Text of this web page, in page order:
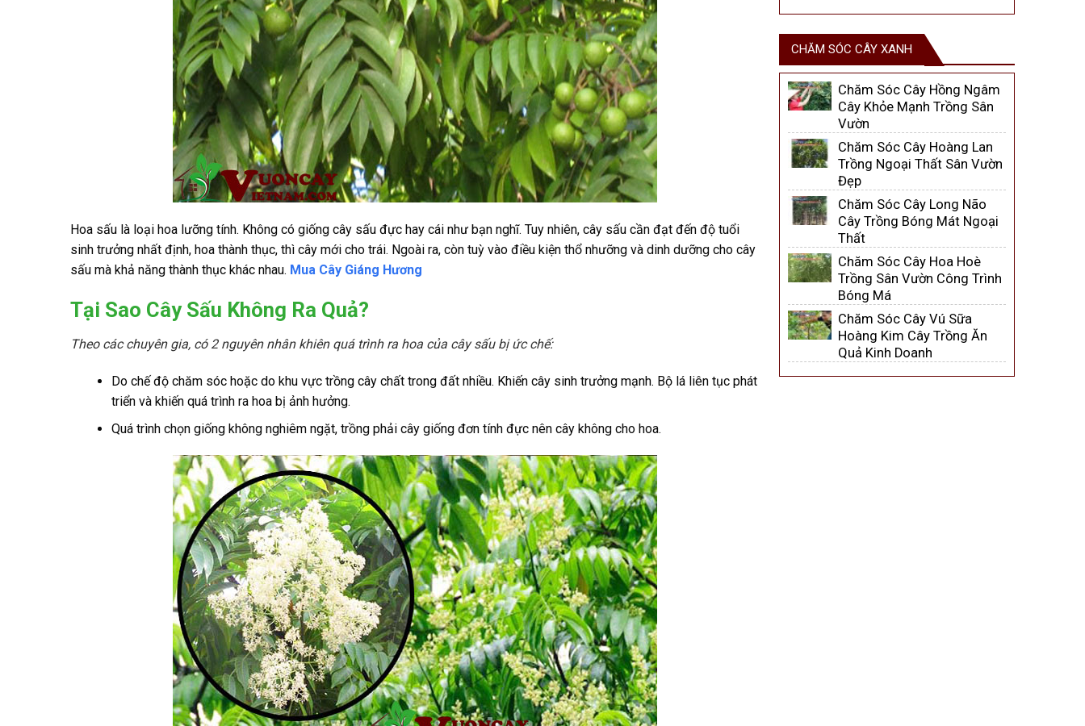
Hoa sấu là loại hoa lưỡng tính. Không có giống cây sấu đực hay cái như bạn nghĩ. Tuy nhiên, cây sấu cần đạt đến độ tuổi
sinh trưởng nhất định, hoa thành thục, thì cây mới cho trái. Ngoài ra, còn tuỳ vào điều kiện thổ nhưỡng và dinh dưỡng cho cây
sấu mà khả năng thành thục khác nhau. Mua Cây Giáng Hương
Tại Sao Cây Sấu Không Ra Quả?
Theo các chuyên gia, có 2 nguyên nhân khiên quá trình ra hoa của cây sấu bị ức chế:
Do chế độ chăm sóc hoặc do khu vực trồng cây chất trong đất nhiều. Khiến cây sinh trưởng mạnh. Bộ lá liên tục phát
triển và khiến quá trình ra hoa bị ảnh hưởng.
Quá trình chọn giống không nghiêm ngặt, trồng phải cây giống đơn tính đực nên cây không cho hoa.
CHĂM SÓC CÂY XANH
Chăm Sóc Cây Hồng Ngâm
Cây Khỏe Mạnh Trồng Sân
Vườn
Chăm Sóc Cây Hoàng Lan
Trồng Ngoại Thất Sân Vườn
Đẹp
Chăm Sóc Cây Long Não
Cây Trồng Bóng Mát Ngoại
Thất
Chăm Sóc Cây Hoa Hoè
Trồng Sân Vườn Công Trình
Bóng Má
Chăm Sóc Cây Vú Sữa
Hoàng Kim Cây Trồng Ăn
Quả Kinh Doanh